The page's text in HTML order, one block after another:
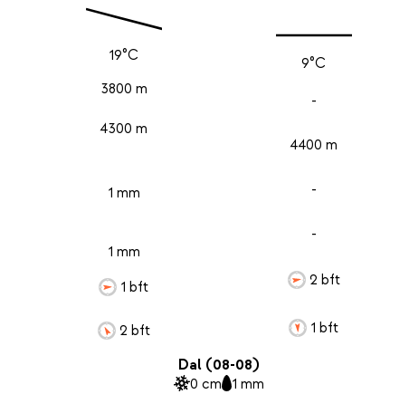
19°C
3800 m
4300 m
1 mm
1 mm
1 bft
2 bft
9°C
-
4400 m
-
-
2 bft
1 bft
Dal (08-08)
0 cm 1 mm